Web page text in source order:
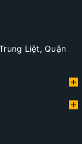
Liệt, Quận